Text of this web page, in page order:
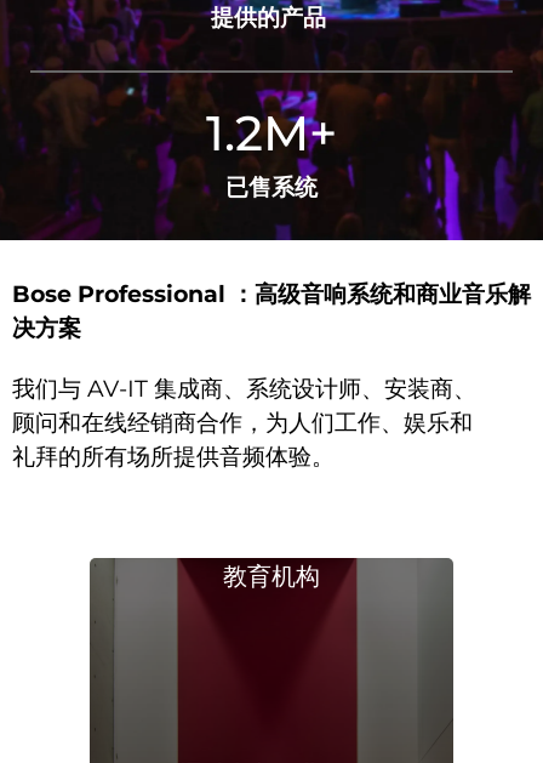
提供的产品
已售系统
1.2M+
Bose Professional ：高级音响系统和商业音乐解
决方案
我们与 AV-IT 集成商、系统设计师、安装商、
顾问和在线经销商合作，为人们工作、娱乐和
礼拜的所有场所提供音频体验。
教育机构